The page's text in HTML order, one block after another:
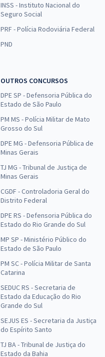
INSS - Instituto Nacional do
Seguro Social
PRF - Polícia Rodoviária Federal
PND
OUTROS CONCURSOS
DPE SP - Defensoria Pública do
Estado de São Paulo
PM MS - Polícia Militar de Mato
Grosso do Sul
DPE MG - Defensoria Pública de
Minas Gerais
TJ MG - Tribunal de Justiça de
Minas Gerais
CGDF - Controladoria Geral do
Distrito Federal
DPE RS - Defensoria Pública do
Estado do Rio Grande do Sul
MP SP - Ministério Público do
Estado de São Paulo
PM SC - Polícia Militar de Santa
Catarina
SEDUC RS - Secretaria de
Estado da Educação do Rio
Grande do Sul
SEJUS ES - Secretaria da Justiça
do Espírito Santo
TJ BA - Tribunal de Justiça do
Estado da Bahia